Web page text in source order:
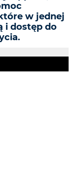
w jednej
i dostęp do